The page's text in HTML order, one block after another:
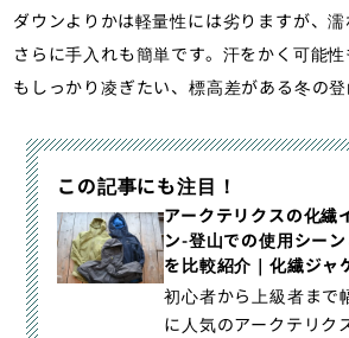
ダウンよりかは軽量性には劣りますが、濡
さらに手入れも簡単です。汗をかく可能
もしっかり凌ぎたい、標高差がある冬の登
この記事にも注目！
アークテリクスの化繊
ン-登山での使用シー
を比較紹介｜化繊ジャ
｜登山ウェア｜山のモ
ラン・山スキーマガジ
初心者から上級者まで
に人気のアークテリク